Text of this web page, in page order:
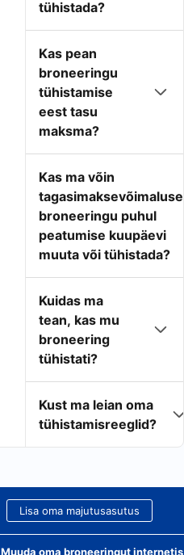
tühistada?
Kas pean
broneeringu
tühistamise
eest tasu
maksma?
Kas ma võin
broneeringu puhul
peatumise kuupäevi
muuta või tühistada?
Kuidas ma
tean, kas mu
broneering
tühistati?
Kust ma leian oma
tühistamisreeglid?
Lisa oma majutusasutus
Muuda oma broneeringut internetis